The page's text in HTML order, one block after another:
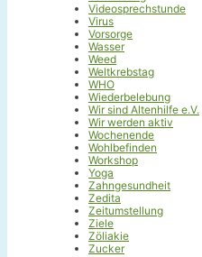
Videosprechstunde
Virus
Vorsorge
Wasser
Weed
Weltkrebstag
WHO
Wiederbelebung
Wir sind Altenhilfe e.V.
Wir werden aktiv
Wochenende
Wohlbefinden
Workshop
Yoga
Zahngesundheit
Zedita
Zeitumstellung
Ziele
Zöliakie
Zucker